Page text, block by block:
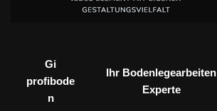
Gi
profibode
n
Ihr Bodenlegearbeiten
Experte